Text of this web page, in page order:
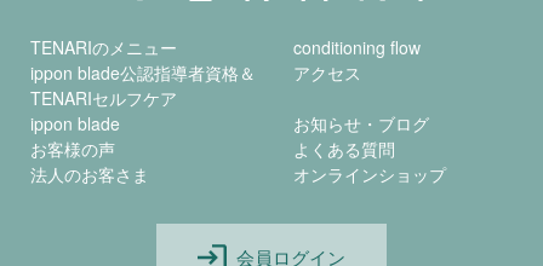
会員ログイン 予約
TENARIのメニュー
conditioning flow
ippon blade公認指導者資格＆
TENARIセルフケア
アクセス
ippon blade
お知らせ・ブログ
お客様の声
よくある質問
法人のお客さま
オンラインショップ
会員ログイン